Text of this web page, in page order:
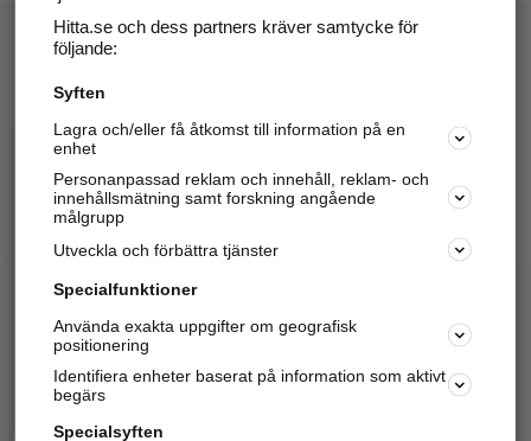
Hitta.se - Gratis nummerupplysning.
Sök företag, personer och platser.
Hitta telefonnummer, adresser, företagsinfo mm.
Marknadsför företaget
Kom igång och annonsera mot
samarbetspartners nära dig.
Hitta.se och dess partners kräver samtycke för
följande:
Syften
Lagra och/eller få åtkomst till information på en
enhet
Personanpassad reklam och innehåll, reklam- och
innehållsmätning samt forskning angående
målgrupp
Utveckla och förbättra tjänster
Specialfunktioner
Använda exakta uppgifter om geografisk
positionering
Identifiera enheter baserat på information som aktivt
begärs
Specialsyften